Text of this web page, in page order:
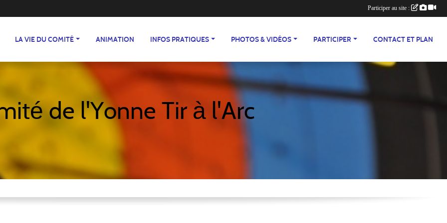
LA VIE DU COMITÉ ANIMATION INFOS PRATIQUES PHOTOS & VIDÉOS PARTICIPER CONTACT ET PLAN
de l'Yonne Tir à l'Arc
Participer au site :